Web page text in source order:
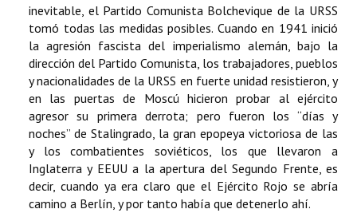
inevitable, el Partido Comunista Bolchevique de la URSS
tomó todas las medidas posibles. Cuando en 1941 inició
la agresión fascista del imperialismo alemán, bajo la
dirección del Partido Comunista, los trabajadores, pueblos
y nacionalidades de la URSS en fuerte unidad resistieron, y
en las puertas de Moscú hicieron probar al ejército
agresor su primera derrota; pero fueron los “días y
noches” de Stalingrado, la gran epopeya victoriosa de las
y los combatientes soviéticos, los que llevaron a
Inglaterra y EEUU a la apertura del Segundo Frente, es
decir, cuando ya era claro que el Ejército Rojo se abría
camino a Berlín, y por tanto había que detenerlo ahí.